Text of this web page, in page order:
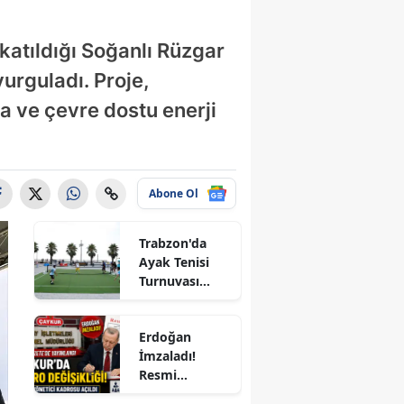
Soğanlı Rüzgar
Proje,
ve çevre dostu enerji
Abone Ol
Trabzon'da
Ayak Tenisi
Turnuvası
Erdoğan
İmzaladı!
Resmi